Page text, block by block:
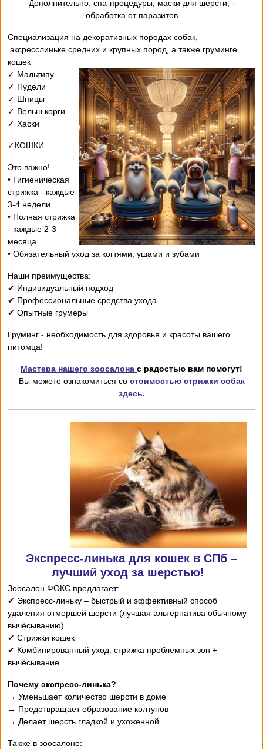
- Дополнительно: спа-процедуры, маски для шерсти,
обработка от паразитов
Специализация на декоративных породах собак,
эксресслиньке средних и крупных пород, а также груминге
кошек
✓ Мальтипу
✓ Пудели
✓ Шпицы
✓ Вельш корги
✓ Хаски
✓КОШКИ
Это важно!
• Гигиеническая
стрижка - каждые
3-4 недели
• Полная стрижка
- каждые 2-3
месяца
• Обязательный уход за когтями, ушами и зубами
Наши преимущества:
✔ Индивидуальный подход
✔ Профессиональные средства ухода
✔ Опытные грумеры
Груминг - необходимость для здоровья и красоты вашего
питомца!
Мастера нашего зоосалона с радостью вам помогут!
Вы можете ознакомиться состоимостью стрижки собак
здесь.
Экспресс-линька для кошек в СПб –
лучший уход за шерстью!
Зоосалон ФОКС предлагает:
✔ Экспресс-линьку – быстрый и эффективный способ
удаления отмершей шерсти (лучшая альтернатива обычному
вычёсыванию)
✔ Стрижки кошек
✔ Комбинированный уход: стрижка проблемных зон +
вычёсывание
Почему экспресс-линька?
→ Уменьшает количество шерсти в доме
→ Предотвращает образование колтунов
→ Делает шерсть гладкой и ухоженной
Также в зоосалоне: